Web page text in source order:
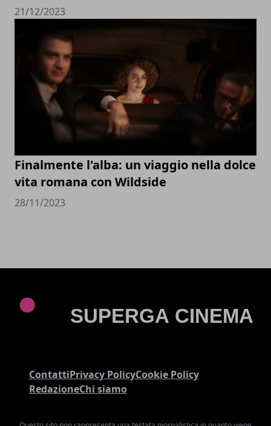
21/12/2023
Finalmente l'alba: un viaggio nella dolce
vita romana con Wildside
28/11/2023
ContattiPrivacy PolicyCookie Policy
RedazioneChi siamo